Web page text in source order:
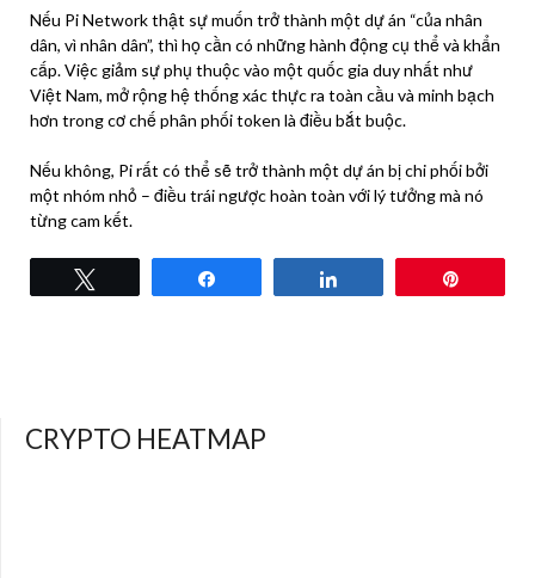
Nếu Pi Network thật sự muốn trở thành một dự án “của nhân
dân, vì nhân dân”, thì họ cần có những hành động cụ thể và khẩn
cấp. Việc giảm sự phụ thuộc vào một quốc gia duy nhất như
Việt Nam, mở rộng hệ thống xác thực ra toàn cầu và minh bạch
hơn trong cơ chế phân phối token là điều bắt buộc.
Nếu không, Pi rất có thể sẽ trở thành một dự án bị chi phối bởi
một nhóm nhỏ – điều trái ngược hoàn toàn với lý tưởng mà nó
từng cam kết.
CRYPTO HEATMAP